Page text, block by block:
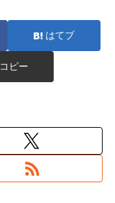
はてブ
コピー